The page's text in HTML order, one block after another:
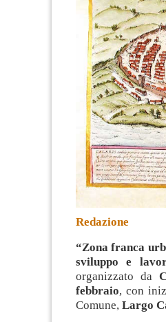
Redazione
“Zona franca
sviluppo e
organizzato da
febbraio, con
Comune, Largo